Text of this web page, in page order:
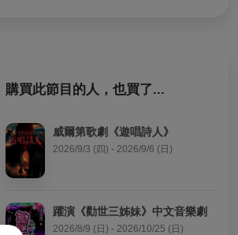
購買此節目的人，也買了...
威爾第歌劇《遊唱詩人》
2026/9/3 (四) - 2026/9/6 (日)
躍演《勸世三姊妹》中文音樂劇
2026/8/9 (日) - 2026/10/25 (日)